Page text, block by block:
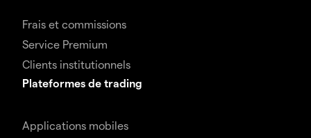
Frais et commissions
Service Premium
Clients institutionnels
Plateformes de trading
Applications mobiles